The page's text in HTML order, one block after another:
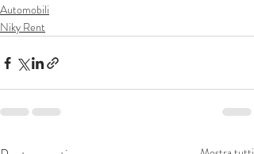
Automobili
Niky Rent